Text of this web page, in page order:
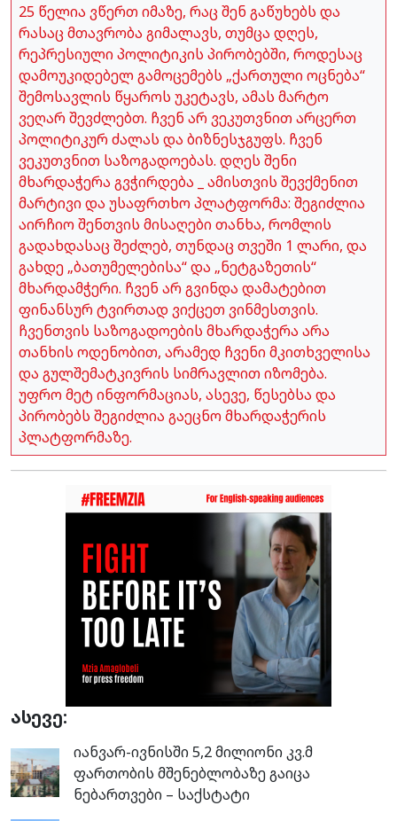
25 წელია ვწერთ იმაზე, რაც შენ გაწუხებს და
რასაც მთავრობა გიმალავს, თუმცა დღეს,
რეპრესიული პოლიტიკის პირობებში, როდესაც
დამოუკიდებელ გამოცემებს „ქართული ოცნება“
შემოსავლის წყაროს უკეტავს, ამას მარტო
ვეღარ შევძლებთ. ჩვენ არ ვეკუთვნით არცერთ
პოლიტიკურ ძალას და ბიზნესჯგუფს. ჩვენ
ვეკუთვნით საზოგადოებას. დღეს შენი
მხარდაჭერა გვჭირდება _ ამისთვის შევქმენით
მარტივი და უსაფრთხო პლატფორმა: შეგიძლია
აირჩიო შენთვის მისაღები თანხა, რომლის
გადახდასაც შეძლებ, თუნდაც თვეში 1 ლარი, და
გახდე „ბათუმელებისა“ და „ნეტგაზეთის“
მხარდამჭერი. ჩვენ არ გვინდა დამატებით
ფინანსურ ტვირთად ვიქცეთ ვინმესთვის.
ჩვენთვის საზოგადოების მხარდაჭერა არა
თანხის ოდენობით, არამედ ჩვენი მკითხველისა
და გულშემატკივრის სიმრავლით იზომება.
უფრო მეტ ინფორმაციას, ასევე, წესებსა და
პირობებს შეგიძლია გაეცნო მხარდაჭერის
პლატფორმაზე.
ასევე:
იანვარ-ივნისში 5,2 მილიონი კვ.მ
ფართობის მშენებლობაზე გაიცა
ნებართვები – საქსტატი